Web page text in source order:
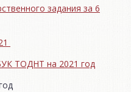
задания за 6
ТОДНТ на 2021 год